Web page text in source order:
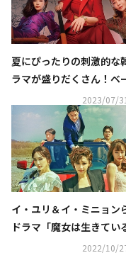
夏にぴったりの刺激的な
ラマが盛りだくさん！ベ
ク初放送も…CSホーム
ャンネル8月ラインナップ
2023/07/
イ・ユリ＆イ・ミニョン
ドラマ「魔女は生きてい
星劇場にて12月より日
2022/10/